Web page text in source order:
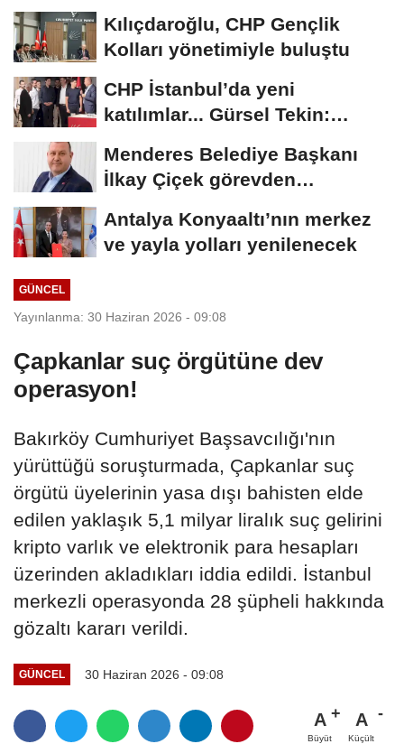
Kılıçdaroğlu, CHP Gençlik
Kolları yönetimiyle buluştu
CHP İstanbul’da yeni
katılımlar... Gürsel Tekin:
Menderes Belediye Başkanı
İlkay Çiçek görevden
Antalya Konyaaltı’nın merkez
ve yayla yolları yenilenecek
GÜNCEL
Yayınlanma: 30 Haziran 2026 - 09:08
Çapkanlar suç örgütüne dev
operasyon!
Bakırköy Cumhuriyet Başsavcılığı'nın
yürüttüğü soruşturmada, Çapkanlar suç
örgütü üyelerinin yasa dışı bahisten elde
edilen yaklaşık 5,1 milyar liralık suç gelirini
kripto varlık ve elektronik para hesapları
üzerinden akladıkları iddia edildi. İstanbul
merkezli operasyonda 28 şüpheli hakkında
gözaltı kararı verildi.
GÜNCEL 30 Haziran 2026 - 09:08
A
Büyüt
A
Küçült